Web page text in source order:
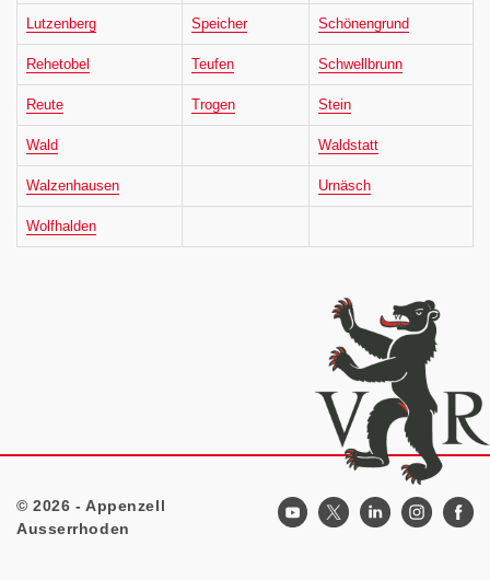
Lutzenberg Speicher Schönengrund
Rehetobel Teufen Schwellbrunn
Reute Trogen Stein
Wald Waldstatt
Walzenhausen Urnäsch
Wolfhalden
Footer
© 2026 - Appenzell
Ausserrhoden